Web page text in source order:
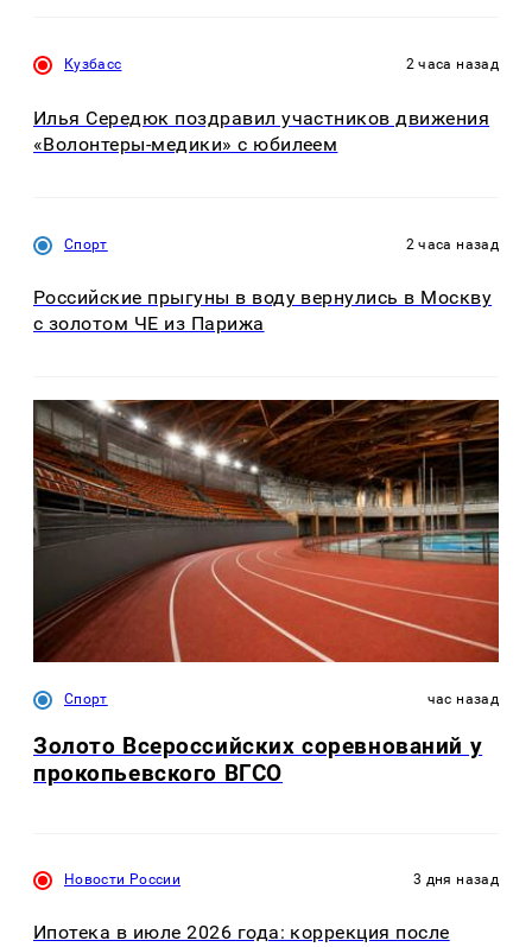
Кузбасс 2 часа назад
Илья Середюк поздравил участников движения
«Волонтеры-медики» с юбилеем
Спорт 2 часа назад
Российские прыгуны в воду вернулись в Москву
с золотом ЧЕ из Парижа
Спорт час назад
Золото Всероссийских соревнований у
прокопьевского ВГСО
Новости России 3 дня назад
Ипотека в июле 2026 года: коррекция после